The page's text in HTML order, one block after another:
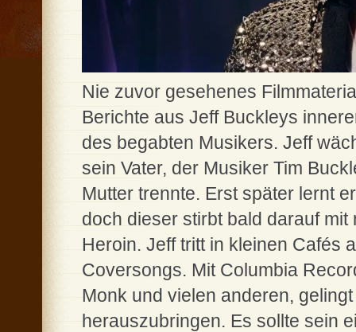
Nie zuvor gesehenes
Berichte aus Jeff Buckleys
des begabten Musikers. Jeff
sein Vater, der Musiker Tim
Mutter trennte. Erst später lernt
doch dieser stirbt bald darauf
Heroin. Jeff tritt in kleinen Cafés
Coversongs. Mit Columbia
Monk und vielen anderen,
herauszubringen. Es sollte sein